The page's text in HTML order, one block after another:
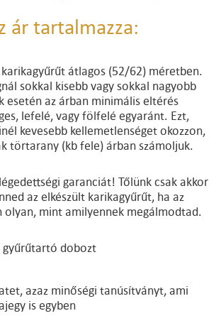
ár tartalmazza:
karikagyűrűt átlagos (52/62) méretben.
sokkal kisebb vagy sokkal nagyobb
esetén az árban minimális eltérés
lefelé, vagy fölfelé egyaránt. Ezt,
kevesebb kellemetlenséget okozzon,
törtarany (kb fele) árban számoljuk.
garanciát! Tőlünk csak akkor
az elkészült karikagyűrűt, ha az
olyan, mint amilyennek megálmodtad.
gyűrűtartó dobozt
azaz minőségi tanúsítványt, ami
is egyben